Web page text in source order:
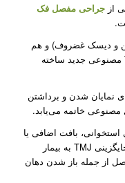
از جراحی مفصل فک
و دیسک غضروف) و هم
حفره آن (حفره گلنوئید) TMJ را با یک TMJ مصنوعی جدید ساخته
نمایان شدن و برداشتن
بافت اضافی یا
برخی از استخوان‌های بیمار را بردارد. این جایگزینی TMJ به بیمار
از جمله باز شدن دهان